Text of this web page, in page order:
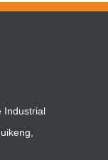
Industrial